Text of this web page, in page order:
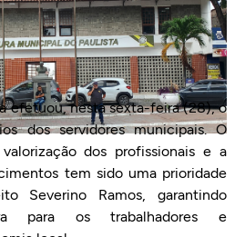
efetuou, nesta sexta-feira (28), o
dos servidores municipais. O
dos profissionais e a
tem sido uma prioridade
Severino Ramos, garantindo
para os trabalhadores e